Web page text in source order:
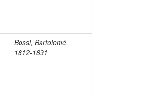
Bossi, Bartolomé,
1812-1891